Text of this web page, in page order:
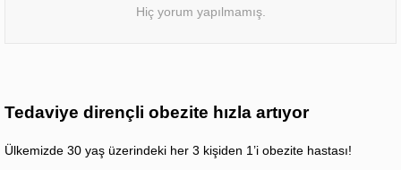
Hiç yorum yapılmamış.
Tedaviye dirençli obezite hızla artıyor
Ülkemizde 30 yaş üzerindeki her 3 kişiden 1’i obezite hastası!